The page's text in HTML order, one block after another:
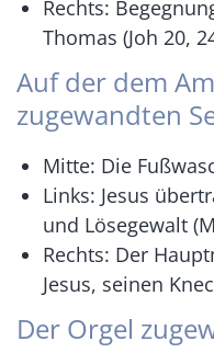
Rechts:
Thomas (Joh 20,
Auf der dem
zugewandten
Mitte: Die
Links: Jesus
und Lösegewalt
Rechts: Der
Jesus, seinen
Der Orgel